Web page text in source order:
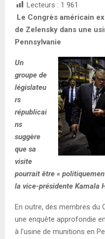
Lecteurs : 1 961
Le Congrès américain
de Zelensky dans une
Pennsylvanie
Un
groupe de
législateu
rs
républicai
ns
suggère
que sa
visite
pourrait être «
la vice-présidente Kamala
En outre, des membres du
une enquête approfondie
à l’usine de munitions en